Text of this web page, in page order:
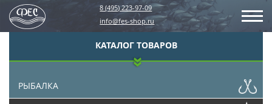
8 (495) 223-97-09
info@fes-shop.ru
КАТАЛОГ ТОВАРОВ
РЫБАЛКА